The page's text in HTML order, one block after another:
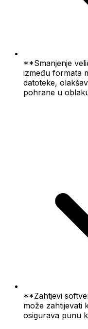
**Smanjenje
između formata
datoteke,
pohrane u
**Zahtjevi
može zahtijevati
osigurava punu